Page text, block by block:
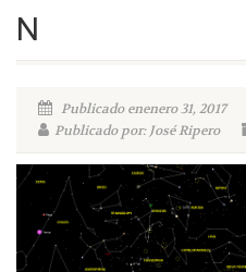
N
Publicado enenero 31, 2017
Publicado por: José Ripero